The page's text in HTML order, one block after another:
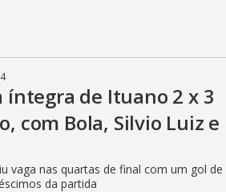
íntegra de Ituano 2 x 3
com Bola, Silvio Luiz e
vaga nas quartas de final com um gol de
da partida